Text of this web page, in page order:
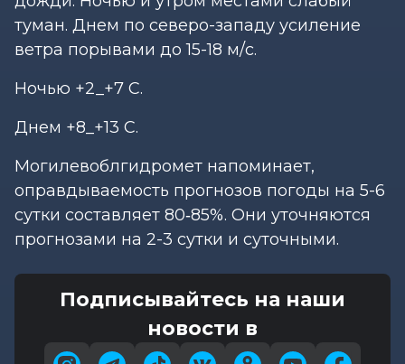
туман. Днем по северо-западу усиление
ветра порывами до 15-18 м/с.
Ночью +2_+7 С.
Днем +8_+13 С.
Могилевоблгидромет напоминает,
оправдываемость прогнозов погоды на 5-6
сутки составляет 80‑85%. Они уточняются
прогнозами на 2-3 сутки и суточными.
Подписывайтесь на наши
новости в